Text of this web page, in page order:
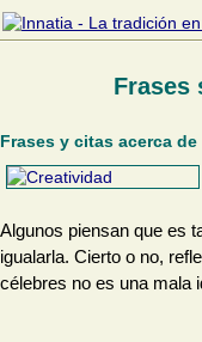
Frases
Frases y citas acerca
Algunos piensan que es
igualarla. Cierto o no,
célebres no es una mala